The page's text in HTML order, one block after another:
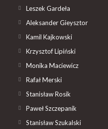
Leszek Gardeła
Aleksander Gieysztor
Kamil Kajkowski
Krzysztof Lipiński
Monika Maciewicz
Rafał Merski
Stanisław Rosik
Paweł Szczepanik
Stanisław Szukalski